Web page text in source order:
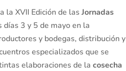
la XVII Edición de lasJornadas
días 3 y 5 de mayo en la
y bodegas, distribución y
especializados que se
elaboraciones de lacosecha